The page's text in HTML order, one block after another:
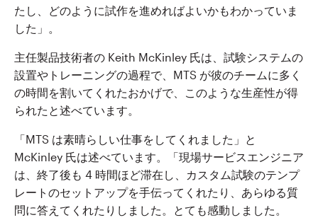
たし、どのように試作を進めればよいかもわかっていま
した」。
主任製品技術者の Keith McKinley 氏は、試験システムの
設置やトレーニングの過程で、MTS が彼のチームに多く
の時間を割いてくれたおかげで、このような生産性が得
られたと述べています。
「MTS は素晴らしい仕事をしてくれました」と
McKinley 氏は述べています。「現場サービスエンジニア
は、終了後も 4 時間ほど滞在し、カスタム試験のテンプ
レートのセットアップを手伝ってくれたり、あらゆる質
問に答えてくれたりしました。とても感動しました。